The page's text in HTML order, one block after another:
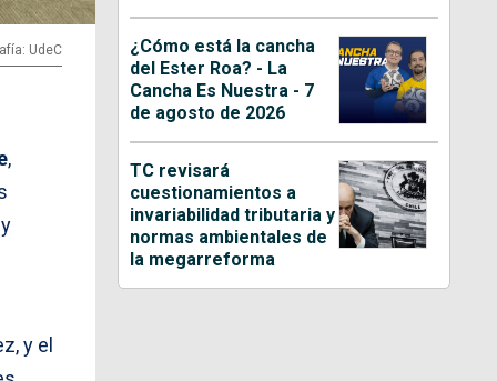
UdeC
,
y el
¿Cómo está la cancha
del Ester Roa? - La
Cancha Es Nuestra - 7
de agosto de 2026
TC revisará
cuestionamientos a
invariabilidad tributaria y
normas ambientales de
la megarreforma